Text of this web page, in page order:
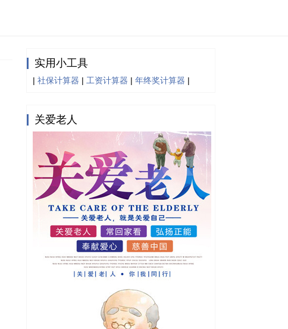
实用小工具
| 社保计算器 | 工资计算器 | 年终奖计算器 |
关爱老人